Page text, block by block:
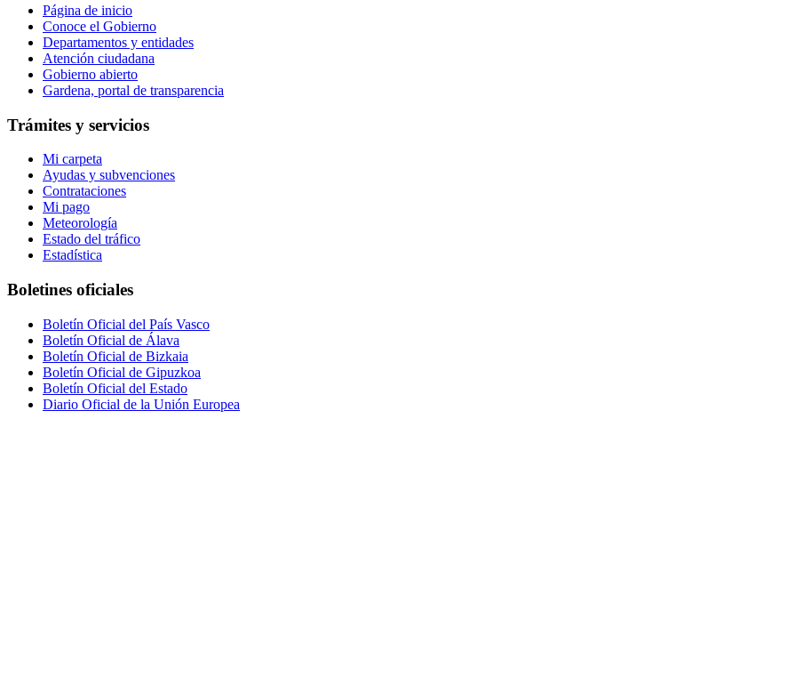
Página de inicio
Conoce el Gobierno
Departamentos y entidades
Atención ciudadana
Gobierno abierto
Gardena, portal de transparencia
Trámites y servicios
Mi carpeta
Ayudas y subvenciones
Contrataciones
Mi pago
Meteorología
Estado del tráfico
Estadística
Boletines oficiales
Boletín Oficial del País Vasco
Boletín Oficial de Álava
Boletín Oficial de Bizkaia
Boletín Oficial de Gipuzkoa
Boletín Oficial del Estado
Diario Oficial de la Unión Europea